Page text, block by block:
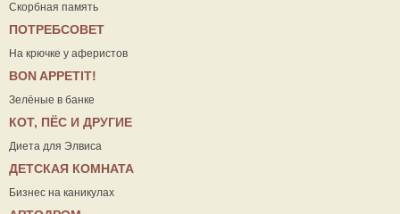
Скорбная память
ПОТРЕБСОВЕТ
На крючке у аферистов
ВON APPETIT!
Зелёные в банке
КОТ, ПЁС И ДРУГИЕ
Диета для Элвиса
ДЕТСКАЯ КОМНАТА
Бизнес на каникулах